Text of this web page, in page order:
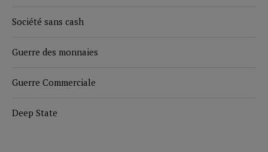
Société sans cash
Guerre des monnaies
Guerre Commerciale
Deep State